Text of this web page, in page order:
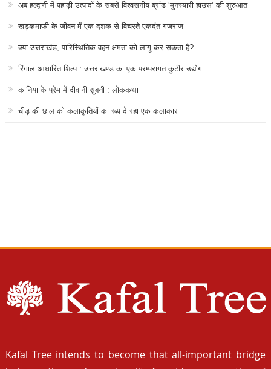
अब हल्द्वानी में पहाड़ी उत्पादों के सबसे विश्वसनीय ब्रांड ‘मुनस्यारी हाउस’ की शुरुआत
खड़कमाफी के जीवन में एक दशक से विचरते एकदंत गजराज
क्या उत्तराखंड, पारिस्थितिक वहन क्षमता को लागू कर सकता है?
रिंगाल आधारित शिल्प : उत्तराखण्ड का एक परम्परागत कुटीर उद्योग
कानिया के प्रेम में दीवानी सुबनी : लोककथा
चीड़ की छाल को कलाकृतियों का रूप दे रहा एक कलाकार
Kafal Tree intends to become that all-important bridge